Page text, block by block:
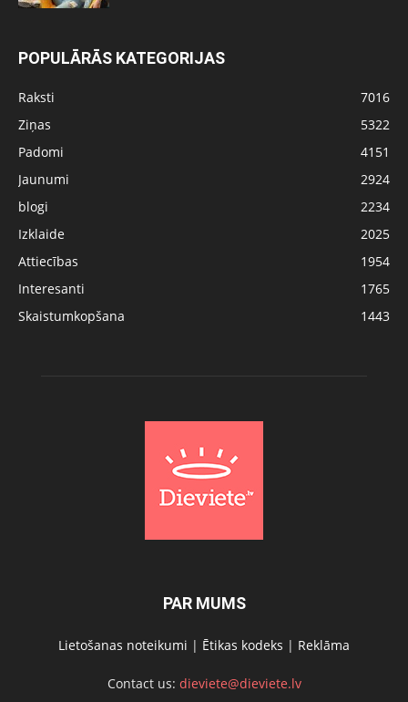
POPULĀRĀS KATEGORIJAS
Raksti
7016
Ziņas
5322
Padomi
4151
Jaunumi
2924
blogi
2234
Izklaide
2025
Attiecības
1954
Interesanti
1765
Skaistumkopšana
1443
PAR MUMS
Lietošanas noteikumi | Ētikas kodeks | Reklāma
Contact us: dieviete@dieviete.lv